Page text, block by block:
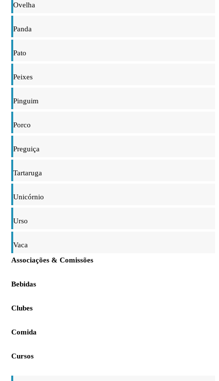
Ovelha
Panda
Pato
Peixes
Pinguim
Porco
Preguiça
Tartaruga
Unicórnio
Urso
Vaca
Associações & Comissões
Bebidas
Clubes
Comida
Cursos